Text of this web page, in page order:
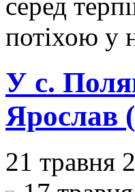
потіхою у
У с.
Ярослав
21 травня